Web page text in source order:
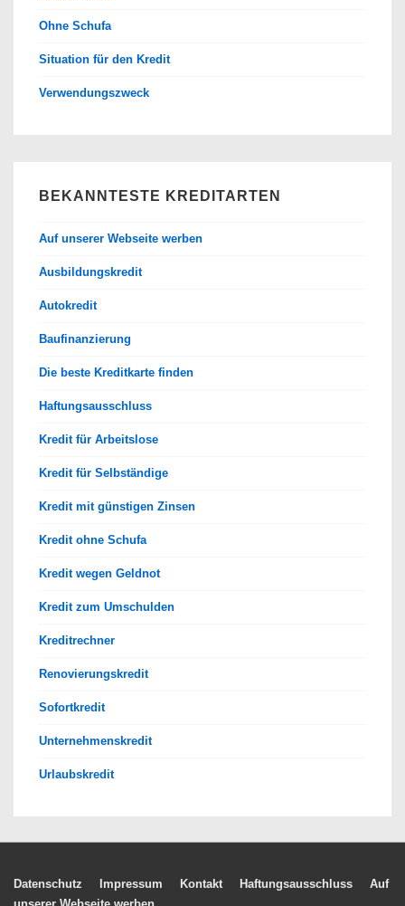
Ohne Schufa
Situation für den Kredit
Verwendungszweck
BEKANNTESTE KREDITARTEN
Auf unserer Webseite werben
Ausbildungskredit
Autokredit
Baufinanzierung
Die beste Kreditkarte finden
Haftungsausschluss
Kredit für Arbeitslose
Kredit für Selbständige
Kredit mit günstigen Zinsen
Kredit ohne Schufa
Kredit wegen Geldnot
Kredit zum Umschulden
Kreditrechner
Renovierungskredit
Sofortkredit
Unternehmenskredit
Urlaubskredit
Footer-
Datenschutz Impressum Kontakt Haftungsausschluss
Auf